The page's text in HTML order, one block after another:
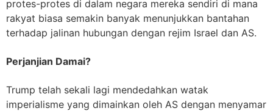
protes-protes di dalam negara mereka sendiri di mana
rakyat biasa semakin banyak menunjukkan bantahan
terhadap jalinan hubungan dengan rejim Israel dan AS.
Perjanjian Damai?
Trump telah sekali lagi mendedahkan watak
imperialisme yang dimainkan oleh AS dengan menyamar